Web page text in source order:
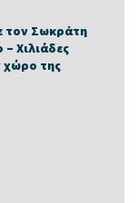
τον Σωκράτη
Χιλιάδες
χώρο της